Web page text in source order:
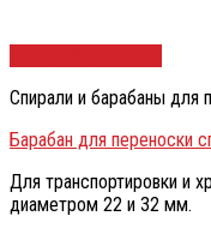
Спирали и барабаны для
Барабан для переноски
Для транспортировки и
диаметром 22 и 32 мм.